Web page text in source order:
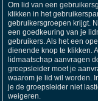
Om lid van een
klikken in het
gebruikersgroepen krijgt.
een goedkeuring van je
gebruikers. Als het een
dienende knop te klikken.
lidmaatschap aanvragen
groepsleider moet je
waarom je lid wil worden.
je de groepsleider niet
weigeren.